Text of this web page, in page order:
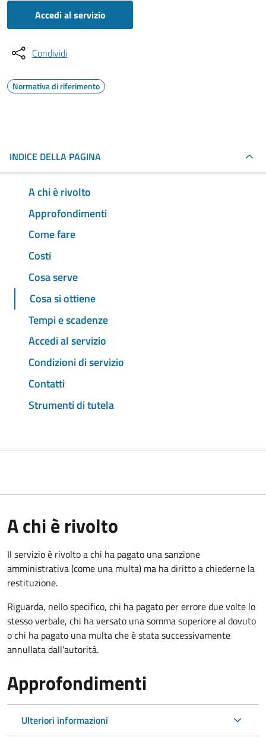
Accedi al servizio
Condividi
Normativa di riferimento
INDICE DELLA PAGINA
A chi è rivolto
Approfondimenti
Come fare
Costi
Cosa serve
Cosa si ottiene
Tempi e scadenze
Accedi al servizio
Condizioni di servizio
Contatti
Strumenti di tutela
A chi è rivolto
Il servizio è rivolto a chi ha pagato una sanzione
amministrativa (come una multa) ma ha diritto a chiederne la
restituzione.
Riguarda, nello specifico, chi ha pagato per errore due volte lo
stesso verbale, chi ha versato una somma superiore al dovuto
o chi ha pagato una multa che è stata successivamente
annullata dall'autorità.
Approfondimenti
Ulteriori informazioni